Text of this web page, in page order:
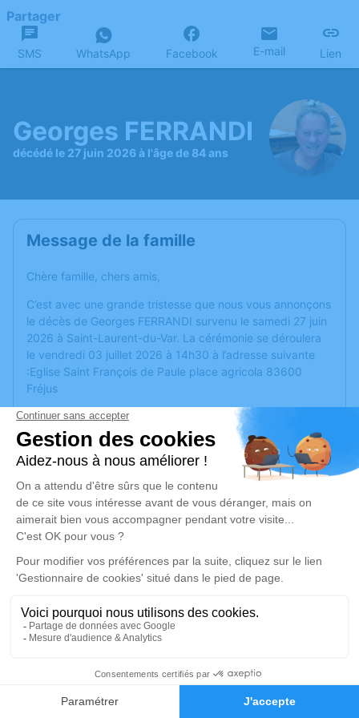
Faire-part Hommages
Partager
SMS WhatsApp Facebook E-mail Lien
Georges FERRANDI
décédé le 27 juin 2026 à l'âge de 84 ans
Message de la famille
Chère famille, chers amis,
C’est avec une grande tristesse que nous vous annonçons
le décès de Georges FERRANDI survenu le samedi 27 juin
2026 à Saint-Laurent-du-Var. La cérémonie se déroulera
le vendredi 03 juillet 2026 à 14h30 à l’adresse suivante
:Eglise Saint François de Paule place agricola 83600
Fréjus
Nous vous invitons à utiliser cet espace pour laisser vos
condoléances, partager des photos souvenirs, une
anecdote ou exprimer vos pensées à travers des poèmes
ou des textes. Cet endroit est un lieu d'expression dédié à
honorer la mémoire de Georges FERRANDI.
Un service de plantation d’arbre hommage est
Je rends hommage
Cérémonie religieuse
Cathédrale Saint Léonce de Fréjus
83600 Fréjus